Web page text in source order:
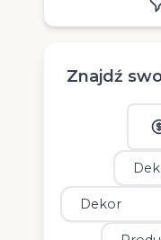
Znajdź